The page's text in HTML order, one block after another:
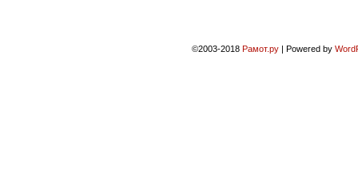
©2003-2018 Рамот.ру | Powered by